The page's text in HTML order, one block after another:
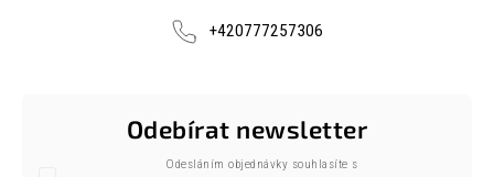
+420777257306
Odebírat newsletter
Odesláním objednávky souhlasíte s